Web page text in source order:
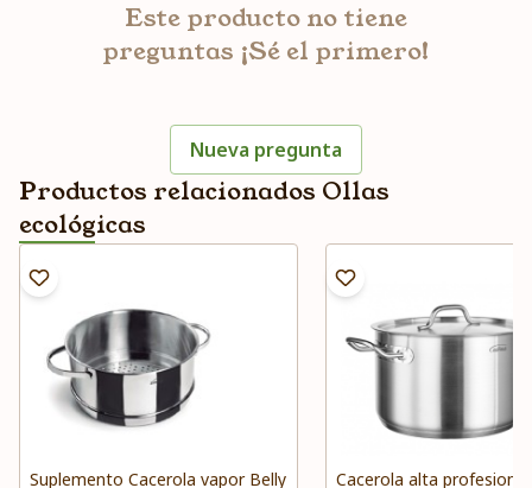
Este producto no tiene
preguntas ¡Sé el primero!
Nueva pregunta
Productos relacionados Ollas
ecológicas
Suplemento Cacerola vapor Belly
Cacerola alta